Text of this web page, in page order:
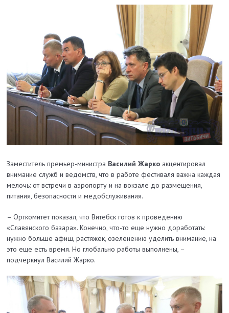
Заместитель премьер-министра Василий Жарко акцентировал
внимание служб и ведомств, что в работе фестиваля важна каждая
мелочь: от встречи в аэропорту и на вокзале до размещения,
питания, безопасности и медобслуживания.
– Оргкомитет показал, что Витебск готов к проведению
«Славянского базара». Конечно, что-то еще нужно доработать:
нужно больше афиш, растяжек, озеленению уделить внимание, на
это еще есть время. Но глобально работы выполнены, –
подчеркнул Василий Жарко.